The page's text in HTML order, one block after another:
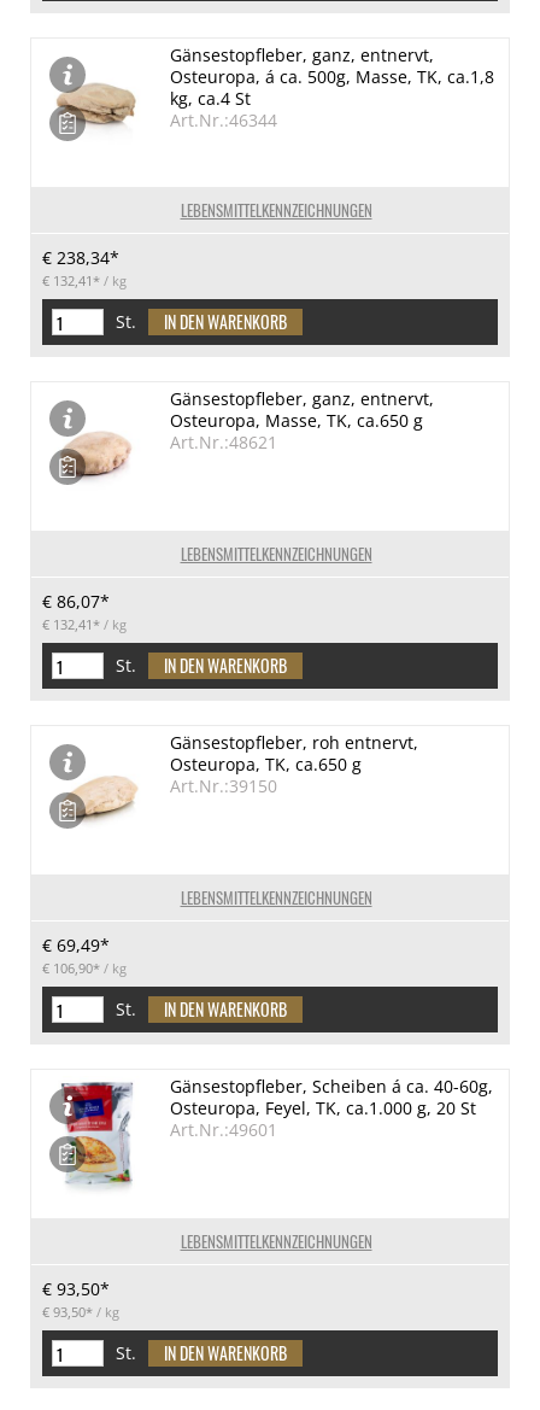
LEBENSMITTELKENNZEICHNUNGEN
Gänsestopfleber, ganz, entnervt,
Osteuropa, á ca. 500g, Masse, TK, ca.1,8
kg, ca.4 St
Art.Nr.:46344
€ 238,34*
€ 132,41* / kg
St.
LEBENSMITTELKENNZEICHNUNGEN
Gänsestopfleber, ganz, entnervt,
Osteuropa, Masse, TK, ca.650 g
Art.Nr.:48621
€ 86,07*
€ 132,41* / kg
St.
LEBENSMITTELKENNZEICHNUNGEN
Gänsestopfleber, roh entnervt,
Osteuropa, TK, ca.650 g
Art.Nr.:39150
€ 69,49*
€ 106,90* / kg
St.
LEBENSMITTELKENNZEICHNUNGEN
Gänsestopfleber, Scheiben á ca. 40-60g,
Osteuropa, Feyel, TK, ca.1.000 g, 20 St
Art.Nr.:49601
€ 93,50*
€ 93,50* / kg
St.